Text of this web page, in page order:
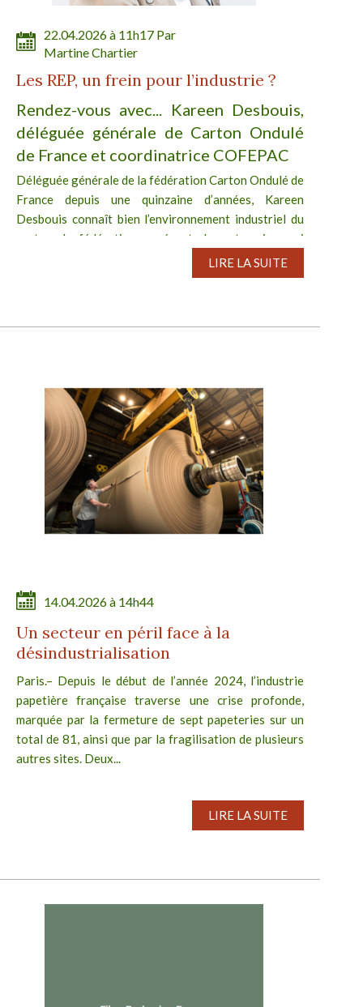
22.04.2026 à 11h17 Par
Martine Chartier
Les REP, un frein pour l’industrie ?
Rendez-vous avec... Kareen Desbouis,
déléguée générale de Carton Ondulé
de France et coordinatrice COFEPAC
Déléguée générale de la fédération Carton Ondulé de
France depuis une quinzaine d’années, Kareen
Desbouis connaît bien l’environnement industriel du
secteur. La fédération représente les entreprises qui
LIRE LA SUITE
14.04.2026 à 14h44
Un secteur en péril face à la
désindustrialisation
Paris.– Depuis le début de l’année 2024, l’industrie
papetière française traverse une crise profonde,
marquée par la fermeture de sept papeteries sur un
total de 81, ainsi que par la fragilisation de plusieurs
autres sites. Deux...
LIRE LA SUITE